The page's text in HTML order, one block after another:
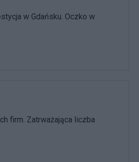
w Gdańsku. Oczko w
firm. Zatrważająca liczba